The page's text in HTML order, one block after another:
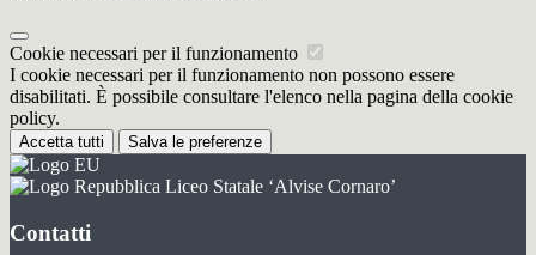
Cookie necessari per il funzionamento
I cookie necessari per il funzionamento non possono essere
disabilitati. È possibile consultare l'elenco nella pagina della cookie
policy.
Accetta tutti Salva le preferenze
Liceo Statale ‘Alvise Cornaro’
Contatti